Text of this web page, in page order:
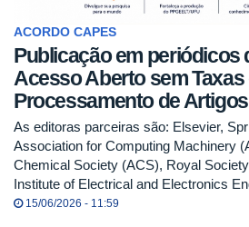
ACORDO CAPES
Publicação em periódicos
Acesso Aberto sem Taxas
Processamento de
As editoras parceiras são: Elsevier,
Association for Computing Machinery
Chemical Society (ACS), Royal
Institute of Electrical and Electronics
15/06/2026 - 11:59